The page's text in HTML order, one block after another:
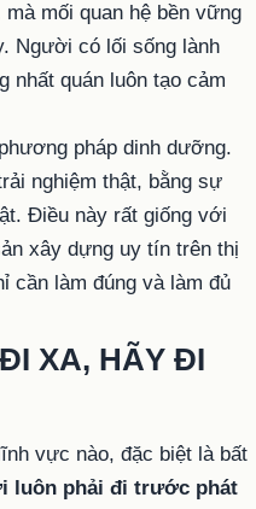
mối quan hệ bền vững
Người có lối sống lành
nhất quán luôn tạo cảm
pháp dinh dưỡng.
nghiệm thật, bằng sự
Điều này rất giống với
xây dựng uy tín trên thị
cần làm đúng và làm đủ
XA, HÃY ĐI
vực nào, đặc biệt là bất
luôn phải đi trước phát